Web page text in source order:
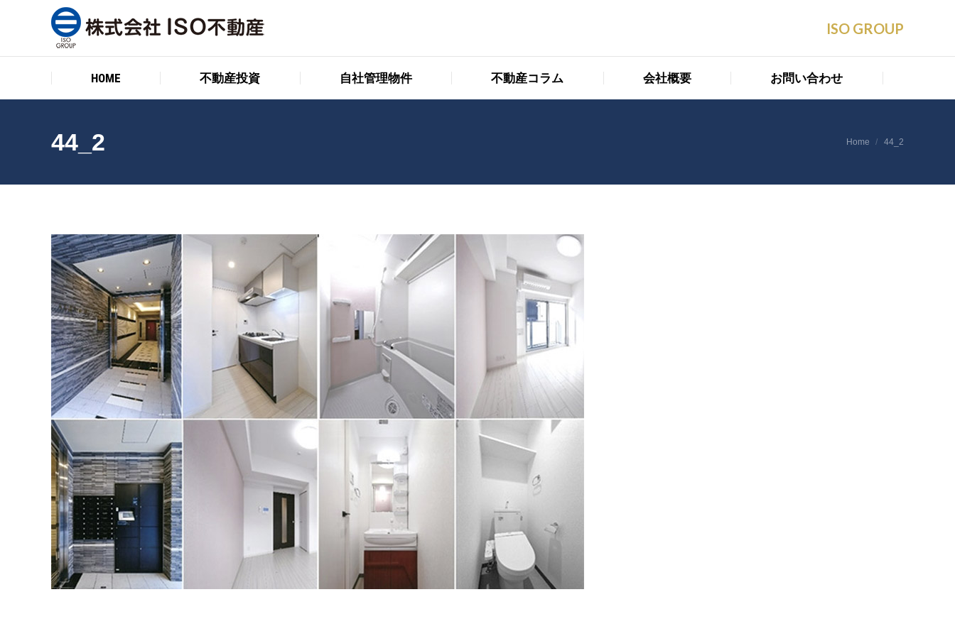
ISO GROUP
HOME 不動産投資 自社管理物件 不動産コラム 会社概要 お問い合わせ
44_2 You are here:
Home 44_2
HOME 不動産投資 お問い合わせ